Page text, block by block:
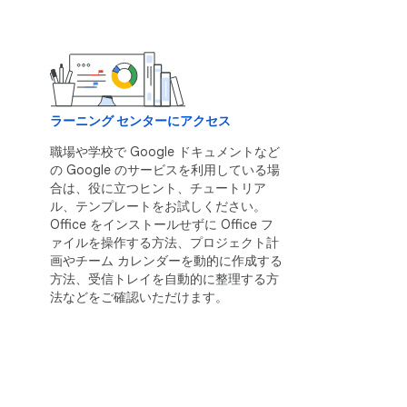
ラーニング センターにアクセス
職場や学校で Google ドキュメントなど
の Google のサービスを利用している場
合は、役に立つヒント、チュートリア
ル、テンプレートをお試しください。
Office をインストールせずに Office フ
ァイルを操作する方法、プロジェクト計
画やチーム カレンダーを動的に作成する
方法、受信トレイを自動的に整理する方
法などをご確認いただけます。